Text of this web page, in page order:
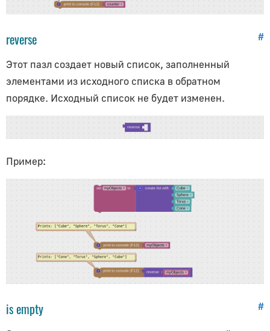
#
reverse
Этот пазл создает новый список, заполненный
элементами из исходного списка в обратном
порядке. Исходный список не будет изменен.
Пример:
#
is empty